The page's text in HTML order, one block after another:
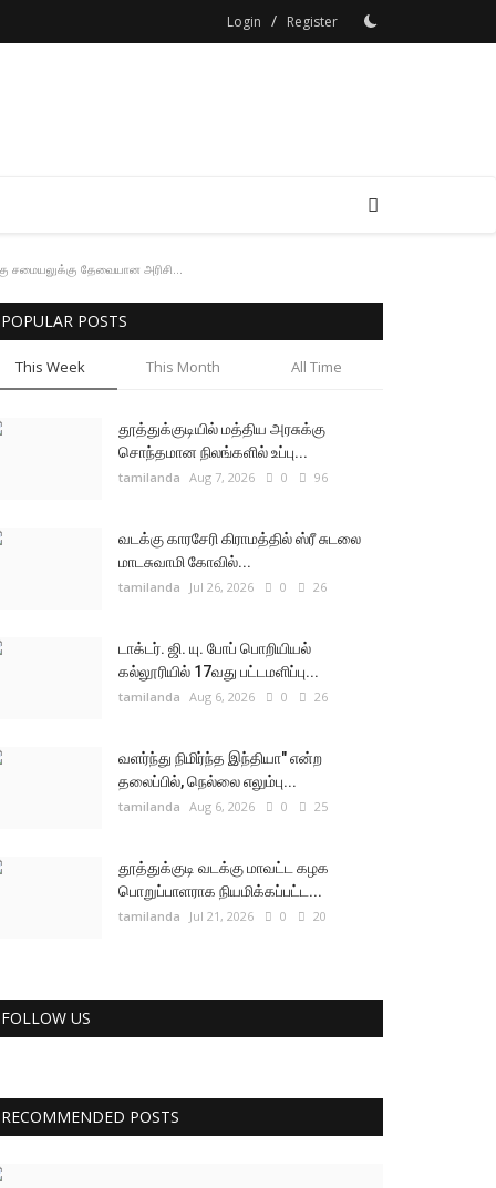
Login / Register
சமையலுக்கு தேவையான அரிசி...
POPULAR POSTS
This Week This Month All Time
தூத்துக்குடியில் மத்திய அரசுக்கு
சொந்தமான நிலங்களில் உப்பு...
tamilanda Aug 7, 2026 0 96
வடக்கு காரசேரி கிராமத்தில் ஸ்ரீ சுடலை
மாடசுவாமி கோவில்...
tamilanda Jul 26, 2026 0 26
டாக்டர். ஜி. யு. போப் பொறியியல்
கல்லூரியில் 17வது பட்டமளிப்பு...
tamilanda Aug 6, 2026 0 26
வளர்ந்து நிமிர்ந்த இந்தியா" என்ற
தலைப்பில், நெல்லை எலும்பு...
tamilanda Aug 6, 2026 0 25
தூத்துக்குடி வடக்கு மாவட்ட கழக
பொறுப்பாளராக நியமிக்கப்பட்ட...
tamilanda Jul 21, 2026 0 20
FOLLOW US
RECOMMENDED POSTS